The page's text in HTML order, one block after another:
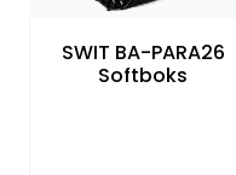
SWIT BA-PARA26
Softboks